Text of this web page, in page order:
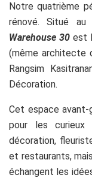
Notre quatrième
rénové. Situé
Warehouse 30est
(même architecte
Rangsim
Décoration.
Cet espace avant-
pour les curieux
décoration,
et restaurants,
échangent les